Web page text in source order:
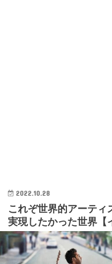
2022.10.28
これぞ世界的アーティ
実現したかった世界【